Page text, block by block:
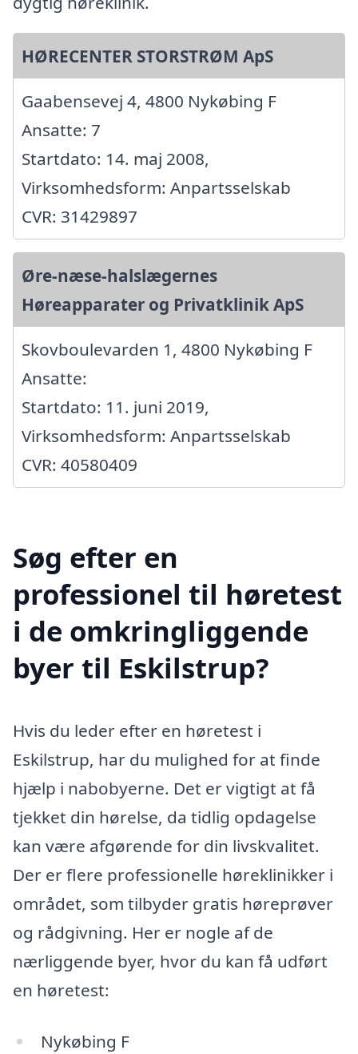
HØRECENTER STORSTRØM ApS
Gaabensevej 4, 4800 Nykøbing F
Ansatte: 7
Startdato: 14. maj 2008,
Virksomhedsform: Anpartsselskab
CVR: 31429897
Øre-næse-halslægernes
Høreapparater og Privatklinik ApS
Skovboulevarden 1, 4800 Nykøbing F
Ansatte:
Startdato: 11. juni 2019,
Virksomhedsform: Anpartsselskab
CVR: 40580409
Søg efter en
professionel til høretest
i de omkringliggende
byer til Eskilstrup?
Hvis du leder efter en høretest i
Eskilstrup, har du mulighed for at finde
hjælp i nabobyerne. Det er vigtigt at få
tjekket din hørelse, da tidlig opdagelse
kan være afgørende for din livskvalitet.
Der er flere professionelle høreklinikker i
området, som tilbyder gratis høreprøver
og rådgivning. Her er nogle af de
nærliggende byer, hvor du kan få udført
en høretest:
Nykøbing F